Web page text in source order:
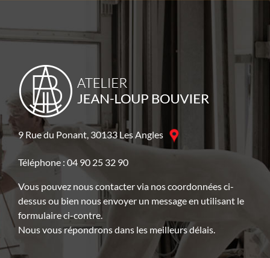
9 Rue du Ponant, 30133 Les Angles
Téléphone : 04 90 25 32 90
Vous pouvez nous contacter via nos coordonnées ci-
dessus ou bien nous envoyer un message en utilisant le
formulaire ci-contre.
Nous vous répondrons dans les meilleurs délais.